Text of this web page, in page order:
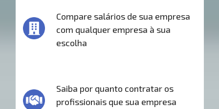
Compare salários de sua empresa
com qualquer empresa à sua
escolha
Saiba por quanto contratar os
profissionais que sua empresa